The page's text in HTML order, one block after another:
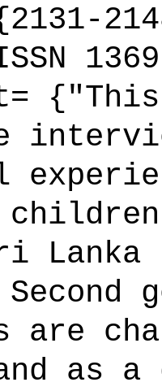
{"This
Lanka
are
as a